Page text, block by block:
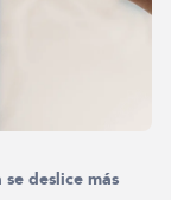
deslice más